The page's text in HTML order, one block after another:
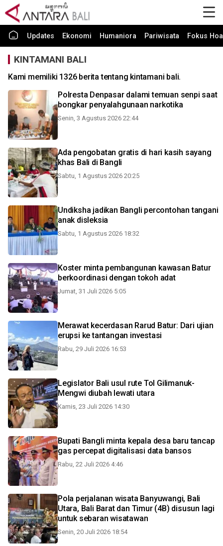
Updates Ekonomi Humaniora Pariwisata Fokus
KINTAMANI BALI
Kami memiliki 1326 berita tentang kintamani bali.
Polresta Denpasar dalami temuan senpi saat
bongkar penyalahgunaan narkotika
Senin, 3 Agustus 2026 22:44
Ada pengobatan gratis di hari kasih sayang
khas Bali di Bangli
Sabtu, 1 Agustus 2026 20:25
Undiksha jadikan Bangli percontohan tangani
anak disleksia
Sabtu, 1 Agustus 2026 18:32
Koster minta pembangunan kawasan Batur
berkoordinasi dengan tokoh adat
Jumat, 31 Juli 2026 5:05
Merawat kecerdasan Rarud Batur: Dari ujian
erupsi ke tantangan investasi
Rabu, 29 Juli 2026 16:53
Legislator Bali usul rute Tol Gilimanuk-
Mengwi diubah lewati utara
Kamis, 23 Juli 2026 14:30
Bupati Bangli minta kepala desa baru tancap
gas percepat digitalisasi data bansos
Rabu, 22 Juli 2026 4:46
Pola perjalanan wisata Banyuwangi, Bali
Utara, Bali Barat dan Timur (4B) disusun lagi
untuk sebaran wisatawan
Senin, 20 Juli 2026 18:54